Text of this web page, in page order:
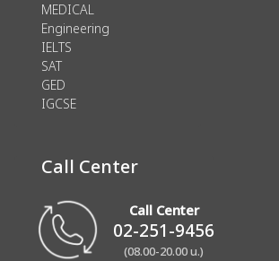
MEDICAL
Engineering
IELTS
SAT
GED
IGCSE
Call Center
Call Center
02-251-9456
(08.00-20.00 น.)